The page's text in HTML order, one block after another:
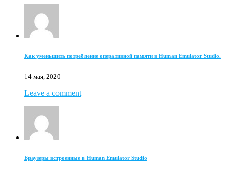
Как уменьшить потребление оперативной памяти в Human Emulator Studio.
14 мая, 2020
Leave a comment
Браузеры встроенные в Human Emulator Studio